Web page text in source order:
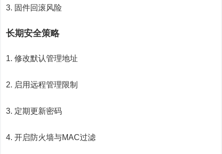
3. 固件回滚风险
长期安全策略
1. 修改默认管理地址
2. 启用远程管理限制
3. 定期更新密码
4. 开启防火墙与MAC过滤